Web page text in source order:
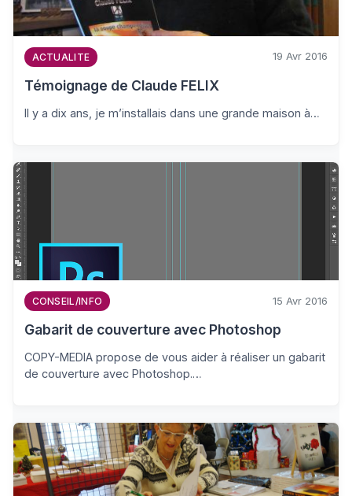
ACTUALITE 19 Avr 2016
Témoignage de Claude FELIX
Il y a dix ans, je m’installais dans une grande maison à…
CONSEIL/INFO 15 Avr 2016
Gabarit de couverture avec Photoshop
COPY-MEDIA propose de vous aider à réaliser un gabarit
de couverture avec Photoshop.…